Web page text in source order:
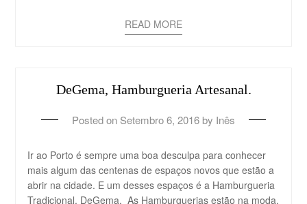
READ MORE
DeGema, Hamburgueria Artesanal.
Posted on Setembro 6, 2016 by Inês
Ir ao Porto é sempre uma boa desculpa para conhecer
mais algum das centenas de espaços novos que estão a
abrir na cidade. E um desses espaços é a Hamburgueria
Tradicional, DeGema. As Hamburguerias estão na moda,